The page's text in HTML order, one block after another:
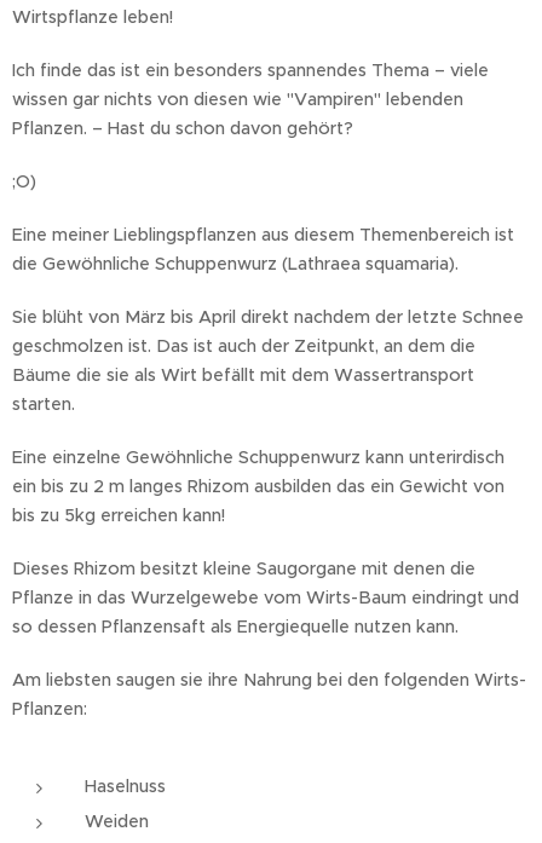
Wirtspflanze leben!
Ich finde das ist ein besonders spannendes Thema – viele
wissen gar nichts von diesen wie "Vampiren" lebenden
Pflanzen. – Hast du schon davon gehört?
;O)
Eine meiner Lieblingspflanzen aus diesem Themenbereich ist
die Gewöhnliche Schuppenwurz (Lathraea squamaria).
Sie blüht von März bis April direkt nachdem der letzte Schnee
geschmolzen ist. Das ist auch der Zeitpunkt, an dem die
Bäume die sie als Wirt befällt mit dem Wassertransport
starten.
Eine einzelne Gewöhnliche Schuppenwurz kann unterirdisch
ein bis zu 2 m langes Rhizom ausbilden das ein Gewicht von
bis zu 5kg erreichen kann!
Dieses Rhizom besitzt kleine Saugorgane mit denen die
Pflanze in das Wurzelgewebe vom Wirts-Baum eindringt und
so dessen Pflanzensaft als Energiequelle nutzen kann.
Am liebsten saugen sie ihre Nahrung bei den folgenden Wirts-
Pflanzen:
Haselnuss
Weiden